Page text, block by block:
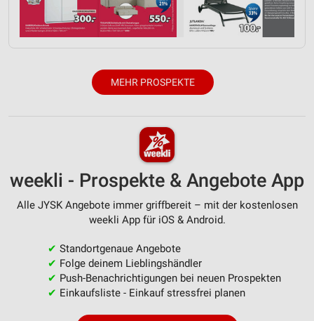
MEHR PROSPEKTE
weekli - Prospekte & Angebote App
Alle JYSK Angebote immer griffbereit – mit der kostenlosen
weekli App für iOS & Android.
✔ Standortgenaue Angebote
✔ Folge deinem Lieblingshändler
✔ Push-Benachrichtigungen bei neuen Prospekten
✔ Einkaufsliste - Einkauf stressfrei planen
Entwicklung und Verbesserung der Angebote
Verwendung reduzierter Daten zur Auswahl von
Verwendung genauer Standortdaten
Geräte anhand von aktiv angeforderten
Informationen identifizieren
Notwendig
Performance
Werbung